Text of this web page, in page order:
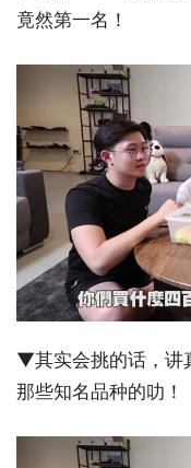
竟然第一名！
▼其实会挑的话，讲
那些知名品种的叻！